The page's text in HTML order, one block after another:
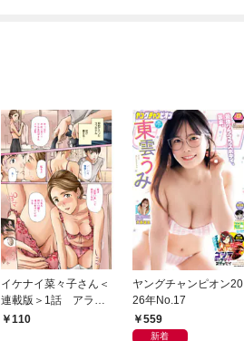
イケナイ菜々子さん＜
連載版＞1話 アラフ
ォー女神と初体験
110
ヤングチャンピオン20
26年No.17
559
新着